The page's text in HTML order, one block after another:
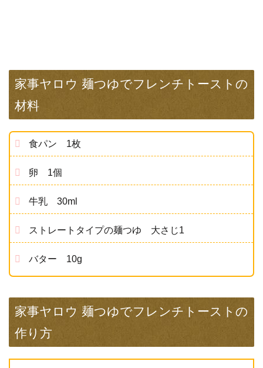
家事ヤロウ 麺つゆでフレンチトーストの
材料
食パン 1枚
卵 1個
牛乳 30ml
ストレートタイプの麺つゆ 大さじ1
バター 10g
家事ヤロウ 麺つゆでフレンチトーストの
作り方